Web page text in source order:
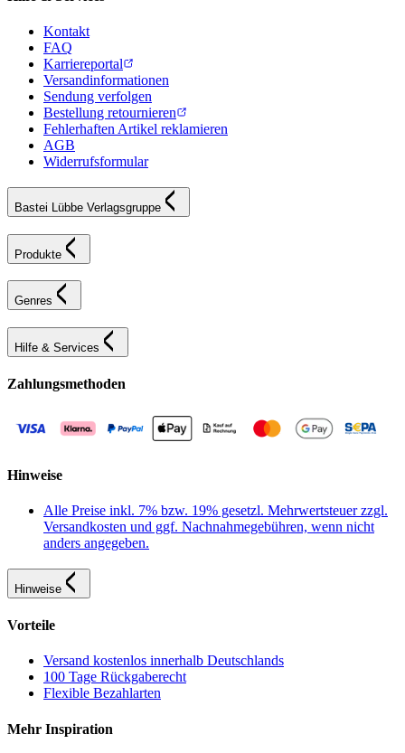
Kontakt
FAQ
Karriereportal
Versandinformationen
Sendung verfolgen
Bestellung retournieren
Fehlerhaften Artikel reklamieren
AGB
Widerrufsformular
Bastei Lübbe Verlagsgruppe
Produkte
Genres
Hilfe & Services
Zahlungsmethoden
Hinweise
Alle Preise inkl. 7% bzw. 19% gesetzl. Mehrwertsteuer zzgl.
Versandkosten und ggf. Nachnahmegebühren, wenn nicht
anders angegeben.
Hinweise
Vorteile
Versand kostenlos innerhalb Deutschlands
100 Tage Rückgaberecht
Flexible Bezahlarten
Mehr Inspiration